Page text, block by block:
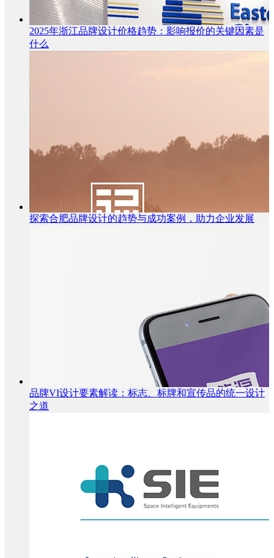
2025年浙江品牌设计价格趋势：影响报价的关键因素是
什么
探索合肥品牌设计的趋势与成功案例，助力企业发展
品牌VI设计要素解读：标志、标牌和宣传品的统一设计
之道